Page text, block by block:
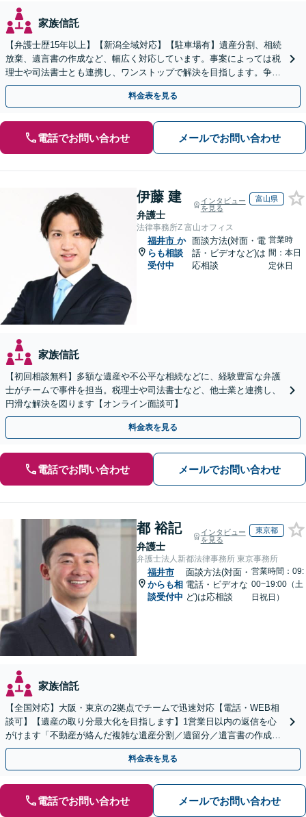
家族信託
【弁護士歴15年以上】【新潟全域対応】【駐車場有】遺産分割、相続
放棄、遺言書の作成など、幅広く対応しています。事案によっては税
理士や司法書士とも連携し、ワンストップで解決を目指します。争い
を防ぐためにもぜひご相談ください。【分割払い可】
料金表を見る
電話でお問い合わせ メールでお問い合わせ
伊藤 建
弁護士
インタビュー
を見る
富山県
法律事務所Z 富山オフィス
福井市 か
らも相談
受付中
面談方法(対面・電
話・ビデオなど)は
応相談
営業時
間：本日
定休日
家族信託
【初回相談無料】多額な遺産や不公平な相続などに、経験豊富な弁護
士がチームで事件を担当。税理士や司法書士など、他士業と連携し、
円滑な解決を図ります【オンライン面談可】
料金表を見る
電話でお問い合わせ メールでお問い合わせ
都 裕記
弁護士
インタビュー
を見る
東京都
弁護士法人新都法律事務所 東京事務所
福井市
からも相
談受付中
面談方法(対面・
電話・ビデオな
ど)は応相談
営業時間：09:
00~19:00（土
日祝日）
家族信託
【全国対応】大阪・東京の2拠点でチームで迅速対応【電話・WEB相
談可】【遺産の取り分最大化を目指します】1営業日以内の返信を心
がけます「不動産が絡んだ複雑な遺産分割／遺留分／遺言書の作成・
執行／事業承継など、お任せください」【休日相談あり】
料金表を見る
電話でお問い合わせ メールでお問い合わせ